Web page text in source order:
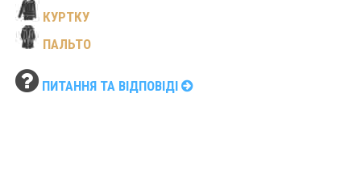
КУРТКУ
ПАЛЬТО
ПИТАННЯ ТА ВІДПОВІДІ